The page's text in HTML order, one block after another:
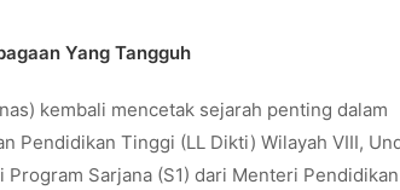
Yang Tangguh
kembali mencetak sejarah penting dalam
Pendidikan Tinggi (LL Dikti) Wilayah VIII,
Sarjana (S1) dari Menteri